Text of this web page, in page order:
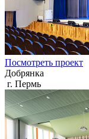
Посмотреть проект
Добрянка
г. Пермь